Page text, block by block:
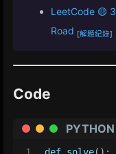
LeetCode 🟡
Road [解題紀錄]
Code
PYTHON